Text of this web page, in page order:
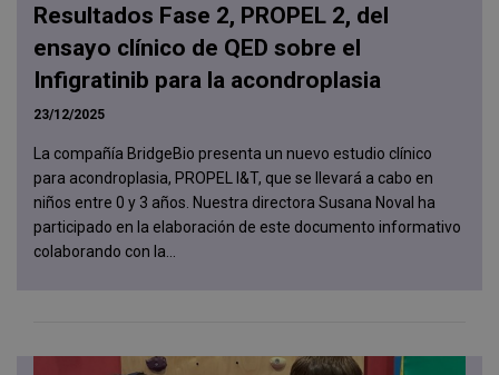
Resultados Fase 2, PROPEL 2, del
ensayo clínico de QED sobre el
Infigratinib para la acondroplasia
23/12/2025
La compañía BridgeBio presenta un nuevo estudio clínico
para acondroplasia, PROPEL I&T, que se llevará a cabo en
niños entre 0 y 3 años. Nuestra directora Susana Noval ha
participado en la elaboración de este documento informativo
colaborando con la...